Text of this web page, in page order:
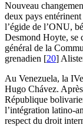
Nouveau
deux pays
l’égide de l’ONU,
Desmond Hoyte, se
général de la
grenadien [20]
Au Venezuela, la
Hugo Chávez.
République
l’intégration latino-
respect du droit